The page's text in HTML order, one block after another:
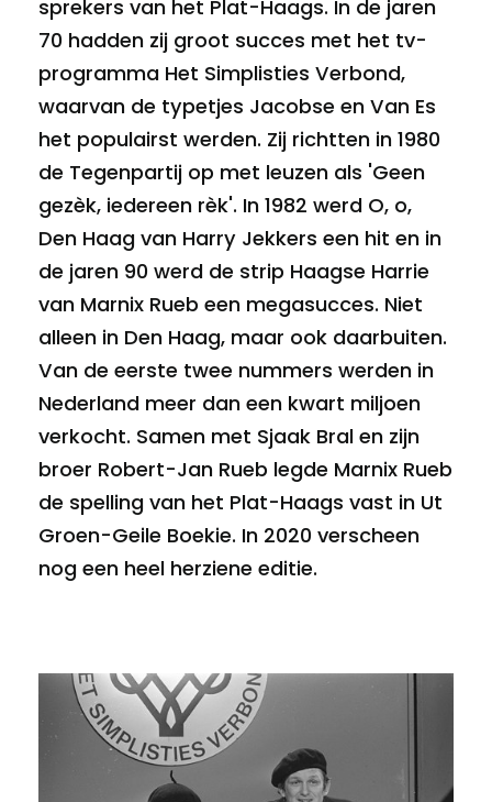
sprekers van het Plat-Haags. In de jaren
70 hadden zij groot succes met het tv-
programma Het Simplisties Verbond,
waarvan de typetjes Jacobse en Van Es
het populairst werden. Zij richtten in 1980
de Tegenpartij op met leuzen als 'Geen
gezèk, iedereen rèk'. In 1982 werd O, o,
Den Haag van Harry Jekkers een hit en in
de jaren 90 werd de strip Haagse Harrie
van Marnix Rueb een megasucces. Niet
alleen in Den Haag, maar ook daarbuiten.
Van de eerste twee nummers werden in
Nederland meer dan een kwart miljoen
verkocht. Samen met Sjaak Bral en zijn
broer Robert-Jan Rueb legde Marnix Rueb
de spelling van het Plat-Haags vast in Ut
Groen-Geile Boekie. In 2020 verscheen
nog een heel herziene editie.